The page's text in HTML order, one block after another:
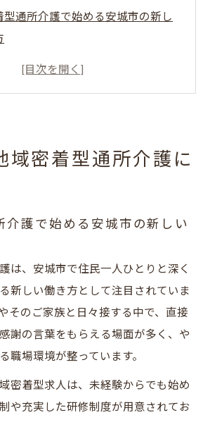
型通所介護で始める安城市の新し
ビスと地域貢献を両立できる通所
型求人が安城市で注目される理由
地域に貢献する働き方
介護サービスを通じて地域に貢献
人から始める地域密着型の働き方
ビスが広げる安城市での人とのつ
域密着型通所介護に
介護で始める安城市の新しい
は、安城市で住民一人ひとりと深く
新しい働き方として注目されていま
そのご家族と日々接する中で、直接
謝の言葉をもらえる場面が多く、や
職場環境が整っています。
密着型求人は、未経験からでも始め
や充実した研修制度が用意されてお